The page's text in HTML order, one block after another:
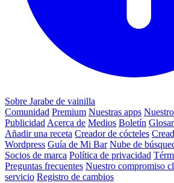
Sobre Jarabe de vainilla
Comunidad Premium Nuestras apps
Publicidad Acerca de Medios Boletín
Añadir una receta Creador de cócteles
Wordpress Guía de Mi Bar Nube de
Socios de marca Política de privacidad
Preguntas frecuentes Nuestro compromiso
servicio Registro de cambios